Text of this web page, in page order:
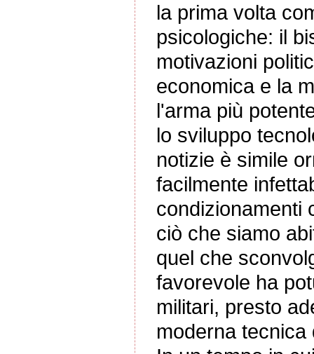
la prima volta
psicologiche: il
motivazioni
economica e la
l'arma più
lo sviluppo
notizie è simile
facilmente
condizionamenti
ciò che siamo
quel che
favorevole ha
militari, presto
moderna